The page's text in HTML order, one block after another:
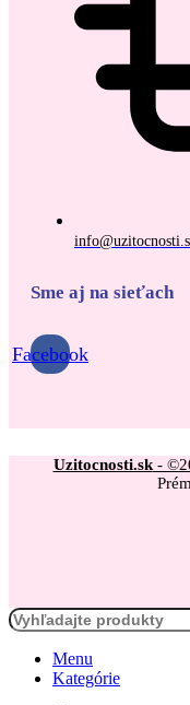
Sme aj na sieťach
Facebook
Uzitocnosti.sk-
Menu
Kategórie